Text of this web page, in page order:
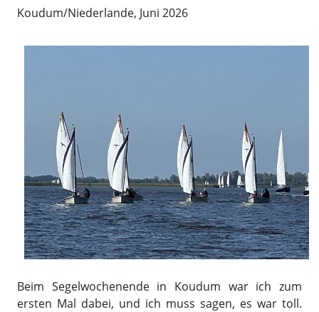
Koudum/Niederlande, Juni 2026
Beim Segelwochenende in Koudum war ich zum
ersten Mal dabei, und ich muss sagen, es war toll.